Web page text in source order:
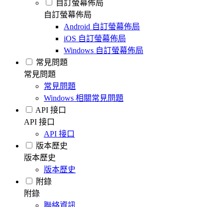
自訂螢幕佈局
自訂螢幕佈局
Android 自訂螢幕佈局
iOS 自訂螢幕佈局
Windows 自訂螢幕佈局
常見問題
常見問題
常見問題
Windows 相關常見問題
API 接口
API 接口
API 接口
版本歷史
版本歷史
版本歷史
附錄
附錄
聯絡資訊